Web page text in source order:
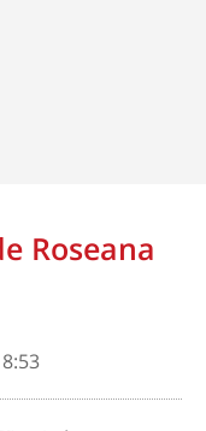
Roseana